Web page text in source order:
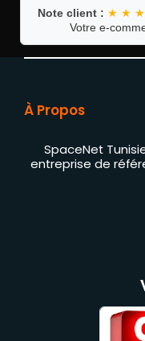
Note client : ★ ★
Votre e-
À Propos
SpaceNet
entreprise de